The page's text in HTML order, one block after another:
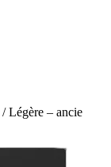
/Légère – ancie